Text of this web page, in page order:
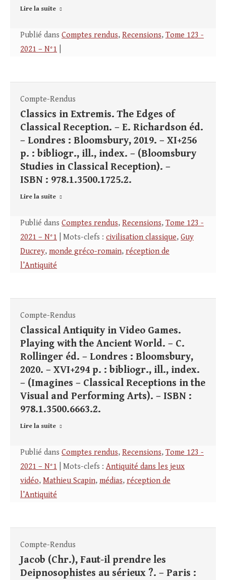
Lire la suite
Publié dans Comptes rendus, Recensions, Tome 123 -
2021 – N°1
Compte-Rendus
Classics in Extremis. The Edges of
Classical Reception. – E. Richardson éd.
– Londres : Bloomsbury, 2019. – XI+256
p. : bibliogr., ill., index. – (Bloomsbury
Studies in Classical Reception). –
ISBN : 978.1.3500.1725.2.
Lire la suite
Publié dans Comptes rendus, Recensions, Tome 123 -
2021 – N°1 | Mots-clefs : civilisation classique, Guy
Ducrey, monde gréco-romain, réception de
l’Antiquité
Compte-Rendus
Classical Antiquity in Video Games.
Playing with the Ancient World. – C.
Rollinger éd. – Londres : Bloomsbury,
2020. – XVI+294 p. : bibliogr., ill., index.
– (Imagines – Classical Receptions in the
Visual and Performing Arts). – ISBN :
978.1.3500.6663.2.
Lire la suite
Publié dans Comptes rendus, Recensions, Tome 123 -
2021 – N°1 | Mots-clefs : Antiquité dans les jeux
vidéo, Mathieu Scapin, médias, réception de
l’Antiquité
Compte-Rendus
Jacob (Chr.), Faut-il prendre les
Deipnosophistes au sérieux ?. – Paris :